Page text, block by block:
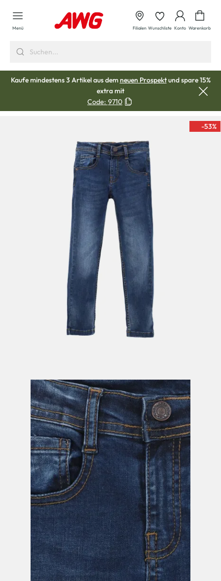
springen
Menü Filialen Wunschliste Konto Warenkorb
Kaufe mindestens 3 Artikel aus demneuen Prospektund spare 15%
extra mit
Code: 9710
-53%